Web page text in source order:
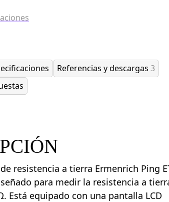
Referencias y descargas 3
resistencia a tierra Ermenrich Ping
para medir la resistencia a
Está equipado con una pantalla LCD